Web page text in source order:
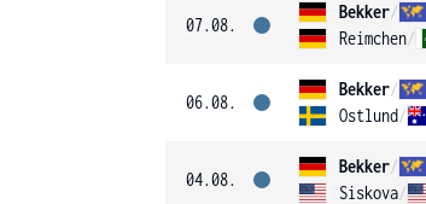
07.08.
Bekker/
Reimchen/
06.08.
Bekker/
Ostlund/
04.08.
Bekker/
Siskova/